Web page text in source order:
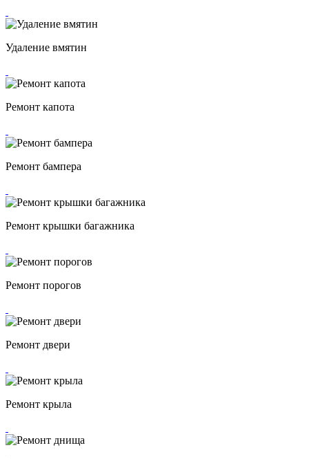
Удаление вмятин
Ремонт капота
Ремонт бампера
Ремонт крышки багажника
Ремонт порогов
Ремонт двери
Ремонт крыла